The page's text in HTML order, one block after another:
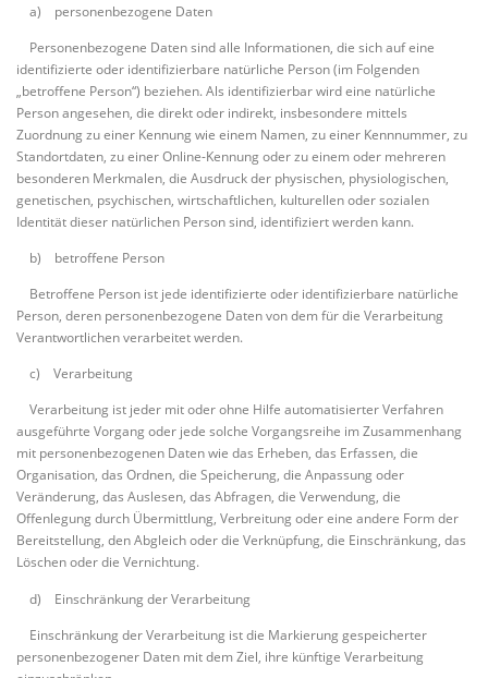
a) personenbezogene Daten
Personenbezogene Daten sind alle Informationen, die sich auf eine
identifizierte oder identifizierbare natürliche Person (im Folgenden
„betroffene Person“) beziehen. Als identifizierbar wird eine natürliche
Person angesehen, die direkt oder indirekt, insbesondere mittels
Zuordnung zu einer Kennung wie einem Namen, zu einer Kennnummer, zu
Standortdaten, zu einer Online-Kennung oder zu einem oder mehreren
besonderen Merkmalen, die Ausdruck der physischen, physiologischen,
genetischen, psychischen, wirtschaftlichen, kulturellen oder sozialen
Identität dieser natürlichen Person sind, identifiziert werden kann.
b) betroffene Person
Betroffene Person ist jede identifizierte oder identifizierbare natürliche
Person, deren personenbezogene Daten von dem für die Verarbeitung
Verantwortlichen verarbeitet werden.
c) Verarbeitung
Verarbeitung ist jeder mit oder ohne Hilfe automatisierter Verfahren
ausgeführte Vorgang oder jede solche Vorgangsreihe im Zusammenhang
mit personenbezogenen Daten wie das Erheben, das Erfassen, die
Organisation, das Ordnen, die Speicherung, die Anpassung oder
Veränderung, das Auslesen, das Abfragen, die Verwendung, die
Offenlegung durch Übermittlung, Verbreitung oder eine andere Form der
Bereitstellung, den Abgleich oder die Verknüpfung, die Einschränkung, das
Löschen oder die Vernichtung.
d) Einschränkung der Verarbeitung
Einschränkung der Verarbeitung ist die Markierung gespeicherter
personenbezogener Daten mit dem Ziel, ihre künftige Verarbeitung